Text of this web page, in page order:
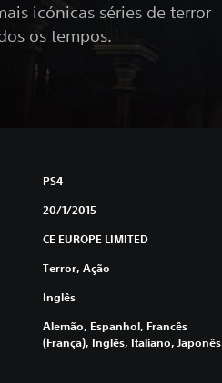
icónicas séries de terror
os tempos.
PS4
20/1/2015
CE EUROPE LIMITED
Terror, Ação
Inglês
Alemão, Espanhol, Francês
(França), Inglês, Italiano, Japonês